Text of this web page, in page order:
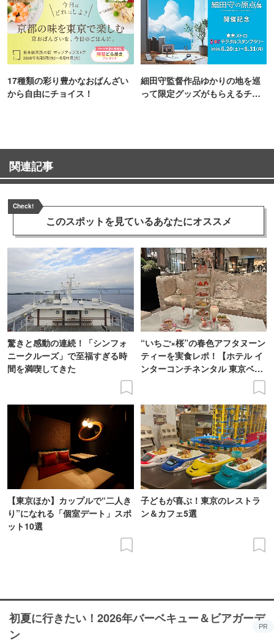
17種類の彩り豊かなおばんざい
から自由にチョイス！
細田守監督作品ゆかりの地を巡
って限定グッズがもらえるチャ
関連記事
Check!
このスポットを見ているあなたにオススメ
驚きと感動の連続！「シンフォ
ニークルーズ」で至福すぎる時
間を満喫してきた
“いちご×桜”の春色アフタヌーン
ティーを実食レポ！【ホテル イ
ンターコンチネンタル 東京ベ
【東京ほか】カップルで“二人き
り”になれる「個室デート」スポ
ット10選
子どもが喜ぶ！東京のレストラ
ン＆カフェ5選
初夏に行きたい！2026年バーベキュー＆ビアガーデ
ン
PR